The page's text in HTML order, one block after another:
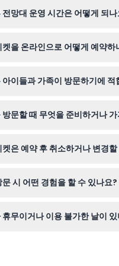
망대 운영 시간은 어떻게 되
시 확인해 주세요).
을 온라인으로 어떻게 예약하
요.이들과 가족이 방문하기에 적
문할 때 무엇을 준비하거나
은 예약 후 취소하거나 변경
시 어떤 경험을 할 수 있나요?
무이거나 이용 불가한 날이